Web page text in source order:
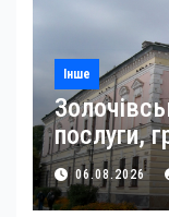
Інше
послуги,
06.08.2026